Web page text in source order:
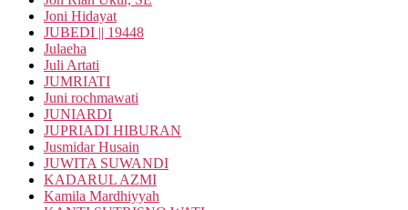
Joni Hidayat
JUBEDI || 19448
Julaeha
Juli Artati
JUMRIATI
Juni rochmawati
JUNIARDI
JUPRIADI HIBURAN
Jusmidar Husain
JUWITA SUWANDI
KADARUL AZMI
Kamila Mardhiyyah